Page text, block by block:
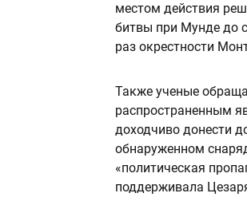
местом действия
битвы при Мунде до
раз окрестности
Также ученые
распространенным
доходчиво донести
обнаруженном
«политическая
поддерживала